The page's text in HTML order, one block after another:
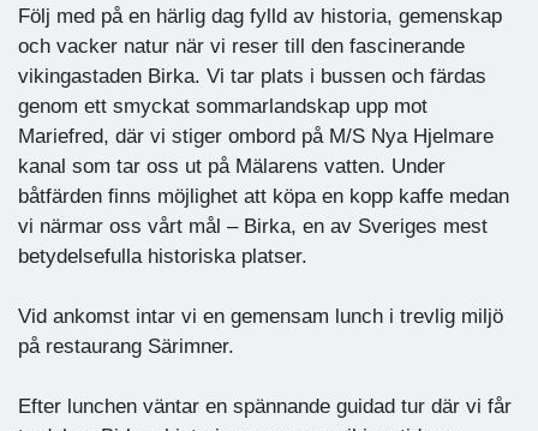
Följ med på en härlig dag fylld av historia, gemenskap
och vacker natur när vi reser till den fascinerande
vikingastaden Birka. Vi tar plats i bussen och färdas
genom ett smyckat sommarlandskap upp mot
Mariefred, där vi stiger ombord på M/S Nya Hjelmare
kanal som tar oss ut på Mälarens vatten. Under
båtfärden finns möjlighet att köpa en kopp kaffe medan
vi närmar oss vårt mål – Birka, en av Sveriges mest
betydelsefulla historiska platser.
Vid ankomst intar vi en gemensam lunch i trevlig miljö
på restaurang Särimner.
Efter lunchen väntar en spännande guidad tur där vi får